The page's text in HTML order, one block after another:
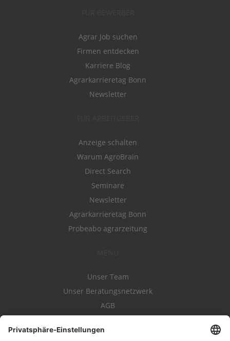
Agrar Job suchen
Firmen entdecken
Karriere Blog
Agrarkarrieretag Bonn
Newsletter
Anzeige schalten
Warum AgroBrain
Direct Search
Seminare
Newsletter
Agrarkarrieretag Bonn
Probeabo agrarzeitung
Unser Team
Unser Beratungsnetzwerk
AGB
Datenschutz